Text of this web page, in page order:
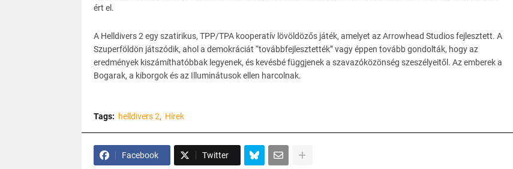
ért el.
A Helldivers 2 egy szatirikus, TPP/TPA kooperatív lövöldözős játék, amelyet az Arrowhead Studios fejlesztett. A
Szuperföldön játszódik, ahol a demokráciát “továbbfejlesztették” vagy éppen tovább gondolták, hogy az
eredmények kiszámíthatóbbak legyenek, és kevésbé függjenek a szavazóközönség szeszélyeitől. Az emberek a
Bogarak, a kiborgok és az Illuminátusok ellen harcolnak.
Tags: helldivers 2 Hírek
Facebook Twitter